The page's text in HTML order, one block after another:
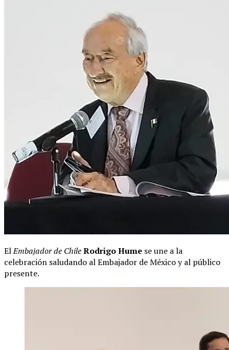
ElEmbajador de ChileRodrigo Hume se une a la
celebración saludando al Embajador de México y al público
presente.